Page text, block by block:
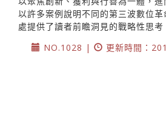
以許多案例說明不同的第三波數位
處提供了讀者前瞻洞見的戰略性思考
NO.1028 |
更新時間：